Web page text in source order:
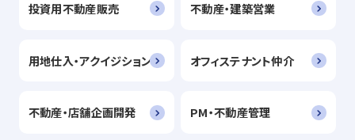
投資用不動産販売 不動産・建築営業
用地仕入・アクイジション オフィステナント仲介
不動産・店舗企画開発 PM・不動産管理